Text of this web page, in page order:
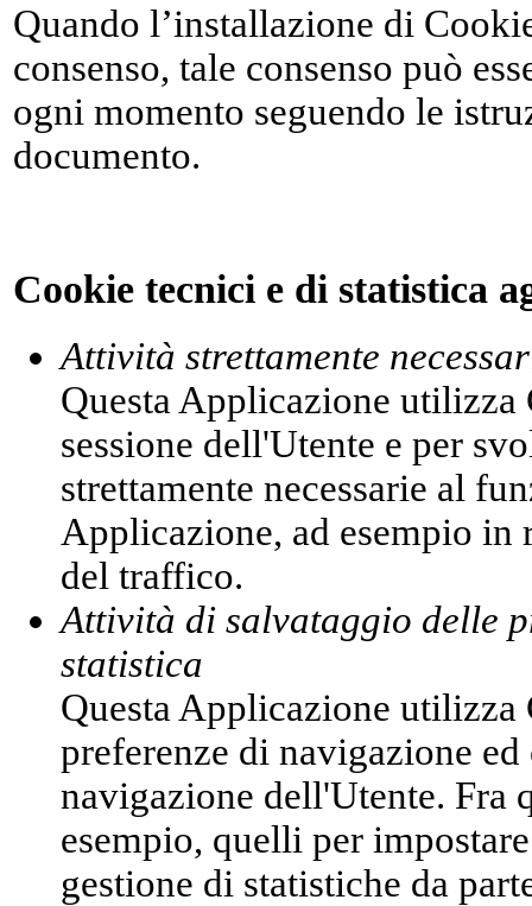
Quando l’installazione di
consenso, tale consenso può
ogni momento seguendo le
documento.
Cookie tecnici e di statistica
Attività strettamente
Questa Applicazione utilizza
sessione dell'Utente e per
strettamente necessarie al
Applicazione, ad esempio
del traffico.
Attività di salvataggio delle
statistica
Questa Applicazione utilizza
preferenze di navigazione
navigazione dell'Utente. Fra
esempio, quelli per
gestione di statistiche da